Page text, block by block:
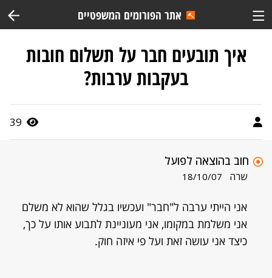
אתר הפורומים המשפטיים
איך תובעים חבר על תשלום חובות
בעקבות ערבות?
39
חוב בהוצאה לפועל
שרה 18/10/07
אני הייתי ערבה ל"חבר" ועכשיו בגלל שהוא לא משלם
אני משלמת במקומו, אני מעוניינת לתבוע אותו על כך,
כיצד אני עושה זאת ועל פי איזה חוק.